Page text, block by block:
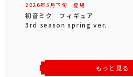
2026年5 月下旬 登場
初音ミク フィギュア
3rd season spring ver.
もっと見る